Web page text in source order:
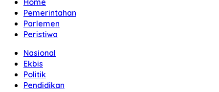
Home
Pemerintahan
Parlemen
Peristiwa
Nasional
Ekbis
Politik
Pendidikan